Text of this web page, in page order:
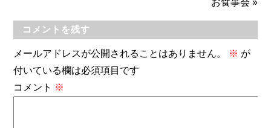
お食事会 »
コメントを残す
メールアドレスが公開されることはありません。 ※ が
付いている欄は必須項目です
コメント ※